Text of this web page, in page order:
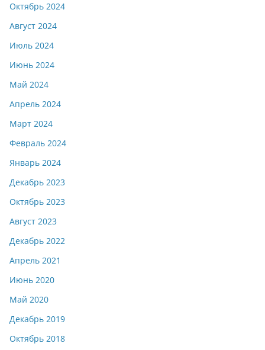
Октябрь 2024
Август 2024
Июль 2024
Июнь 2024
Май 2024
Апрель 2024
Март 2024
Февраль 2024
Январь 2024
Декабрь 2023
Октябрь 2023
Август 2023
Декабрь 2022
Апрель 2021
Июнь 2020
Май 2020
Декабрь 2019
Октябрь 2018